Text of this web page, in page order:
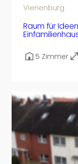
Vienenburg
Raum für
5 Zimmer